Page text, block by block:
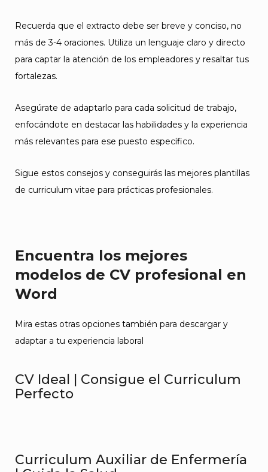
Recuerda que el extracto debe ser breve y conciso, no
más de 3-4 oraciones. Utiliza un lenguaje claro y directo
para captar la atención de los empleadores y resaltar tus
fortalezas.
Asegúrate de adaptarlo para cada solicitud de trabajo,
enfocándote en destacar las habilidades y la experiencia
más relevantes para ese puesto específico.
Sigue estos consejos y conseguirás las mejores plantillas
de curriculum vitae para prácticas profesionales.
Encuentra los mejores
modelos de CV profesional en
Word
Mira estas otras opciones también para descargar y
adaptar a tu experiencia laboral
CV Ideal | Consigue el Curriculum
Perfecto
Curriculum Auxiliar de Enfermería